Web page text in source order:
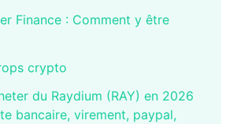
Finance : Comment y être
crypto
du Raydium (RAY) en 2026
bancaire, virement, paypal,